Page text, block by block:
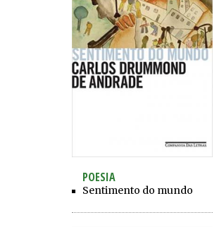
POESIA
Sentimento do mundo